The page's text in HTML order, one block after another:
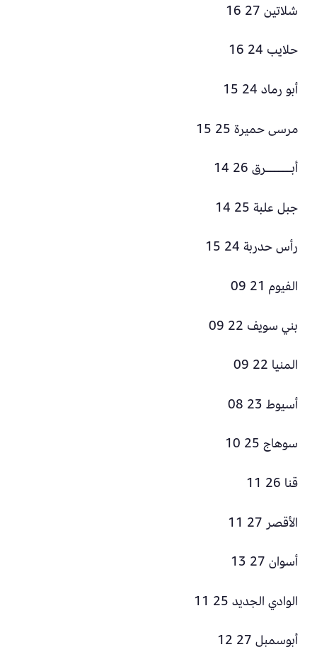
شلاتين 27 16
حلايب 24 16
أبو رماد 24 15
مرسى حميرة 25 15
أبــــــرق 26 14
جبل علبة 25 14
رأس حدربة 24 15
الفيوم 21 09
بني سويف 22 09
المنيا 22 09
أسيوط 23 08
سوهاج 25 10
قنا 26 11
الأقصر 27 11
أسوان 27 13
الوادي الجديد 25 11
أبوسمبل 27 12